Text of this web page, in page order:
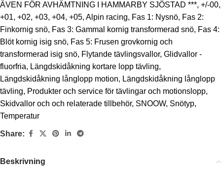
ÄVEN FÖR AVHÄMTNING I HAMMARBY SJÖSTAD ***, +/-00,
+01, +02, +03, +04, +05, Alpin racing, Fas 1: Nysnö, Fas 2:
Finkornig snö, Fas 3: Gammal kornig transformerad snö, Fas 4:
Blöt kornig isig snö, Fas 5: Frusen grovkornig och
transformerad isig snö, Flytande tävlingsvallor, Glidvallor -
fluorfria, Längdskidåkning kortare lopp tävling,
Längdskidåkning långlopp motion, Längdskidåkning långlopp
tävling, Produkter och service för tävlingar och motionslopp,
Skidvallor och och relaterade tillbehör, SNOOW, Snötyp,
Temperatur
Share:
Beskrivning